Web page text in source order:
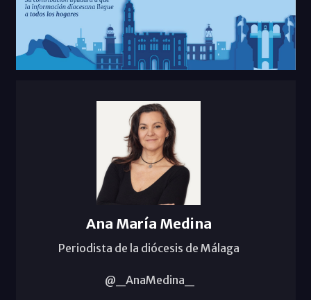
Ana María Medina
Periodista de la diócesis de Málaga
@_AnaMedina_